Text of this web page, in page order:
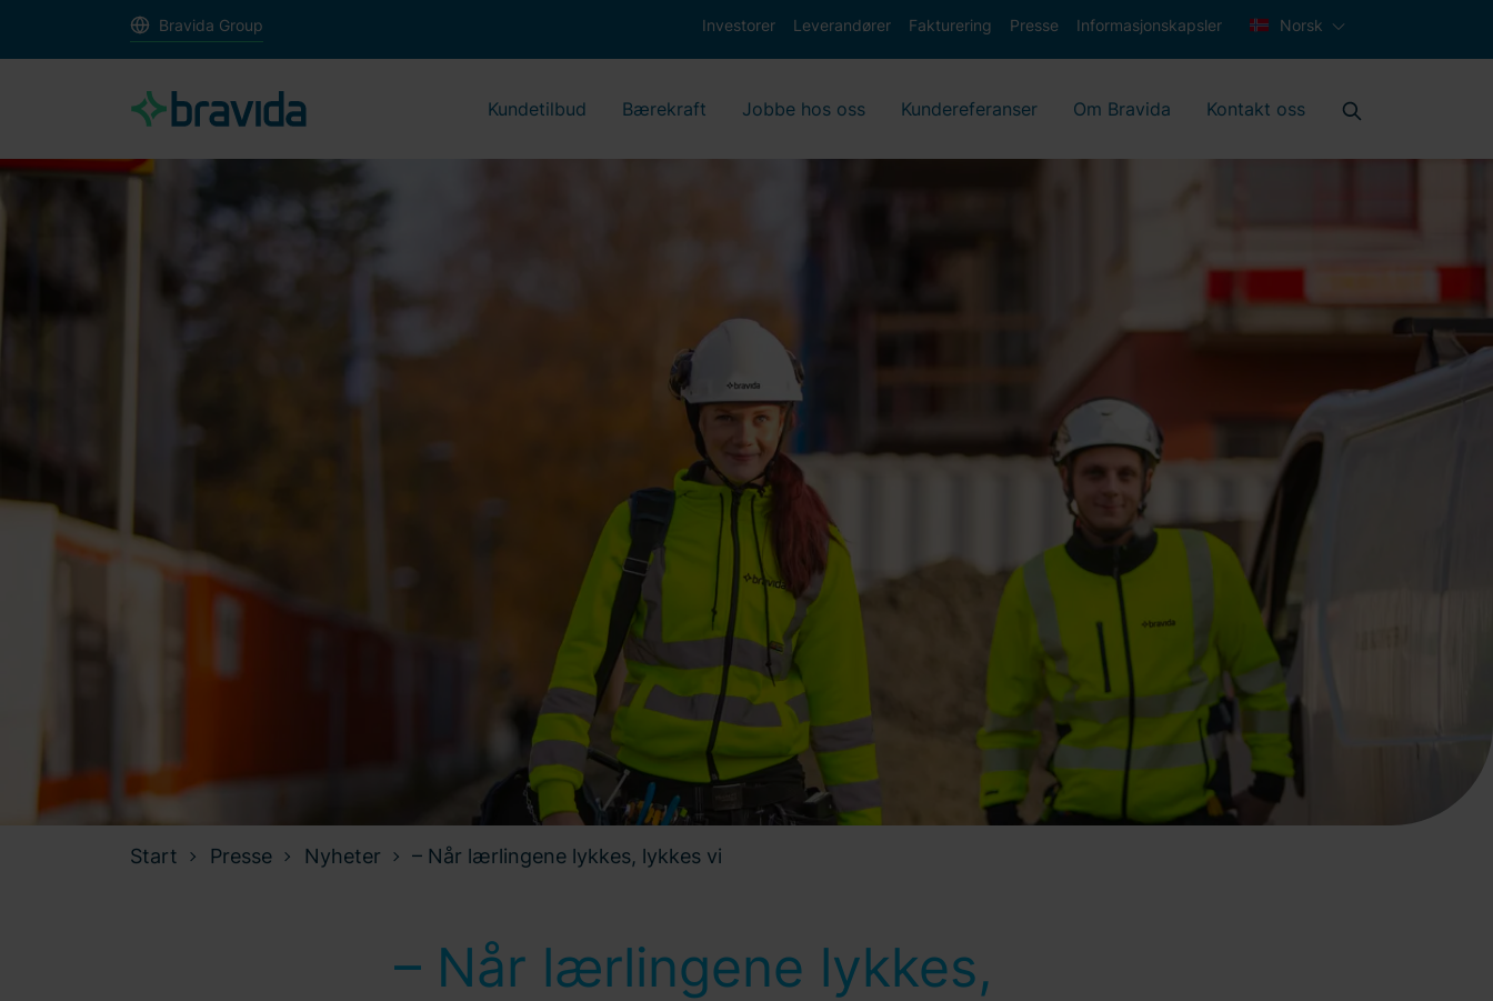
Bravida Group Investorer Leverandører Fakturering Presse Informasjonskapsler Norsk
Kundetilbud Bærekraft Jobbe hos oss Kundereferanser Om Bravida Kontakt oss
Start Presse Nyheter – Når lærlingene lykkes, lykkes vi
– Når lærlingene lykkes,